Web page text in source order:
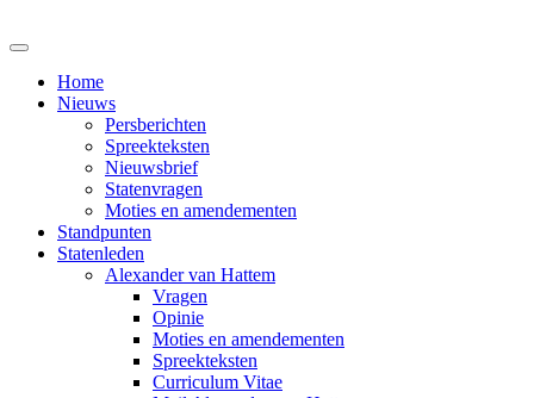
Home
Nieuws
Persberichten
Spreekteksten
Nieuwsbrief
Statenvragen
Moties en amendementen
Standpunten
Statenleden
Alexander van Hattem
Vragen
Opinie
Moties en amendementen
Spreekteksten
Curriculum Vitae